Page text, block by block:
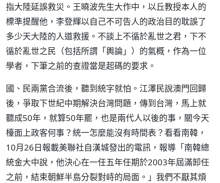
指大陸延誤救災。王曉波先生大作中，以丘教授本人的
標準提醒他，李登輝以自己不可告人的政治目的耽誤了
多少天大陸的人道救援。不談上不循於亂世之君，下不
循於亂世之民（包括所謂「輿論」）的氣概，作為一位
學者，下筆之前的查證當是起碼的要求。
國、民兩黨合流後，聽到統字就怕。江澤民說澳門回歸
後，爭取下世紀中期解決台灣問題，傳到台灣，馬上就
聽成50年，就算50年罷，也是兩代人以後的事，關今天
檯面上政客何事？統一怎麼能沒有時間表？看看南韓，
10月26日報載美聯社自漢城發出的電訊，報導「南韓總
統金大中說，他決心在一任五年任期於2003年屆滿卸任
之前，結束朝鮮半島分裂對峙的局面。」我們不厭其煩